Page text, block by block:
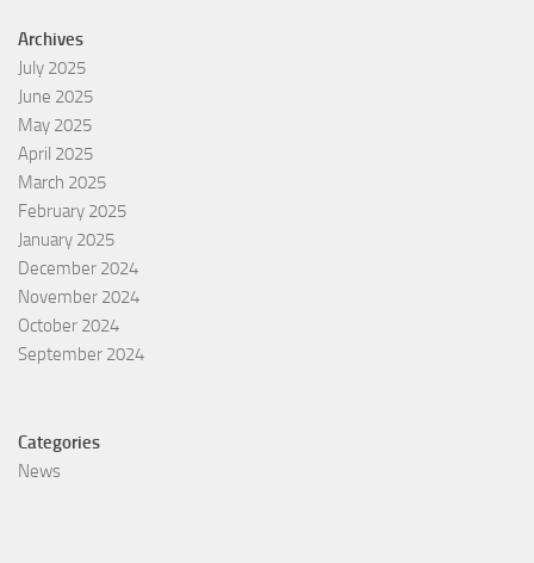
Archives
July 2025
June 2025
May 2025
April 2025
March 2025
February 2025
January 2025
December 2024
November 2024
October 2024
September 2024
Categories
News